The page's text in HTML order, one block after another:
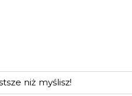
niż myślisz!